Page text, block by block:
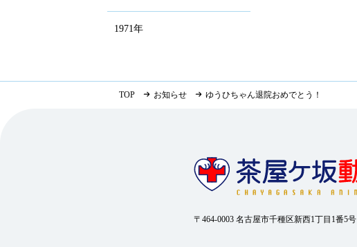
1971年
TOP お知らせ ゆうひちゃん退院おめでとう！
〒464-0003 名古屋市千種区新西1丁目1番5号